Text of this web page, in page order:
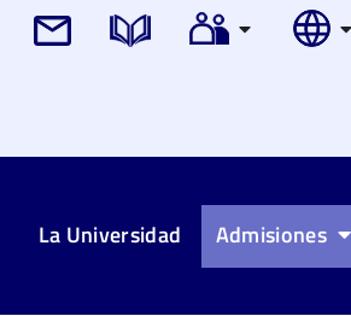
La Universidad Admisiones